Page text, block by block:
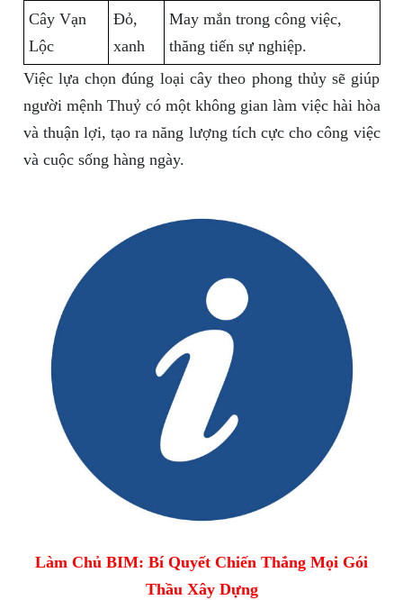
Cây Vạn
Lộc
Đỏ,
xanh
May mắn trong công việc,
thăng tiến sự nghiệp.
Việc lựa chọn đúng loại cây theo phong thủy sẽ giúp
người mệnh Thuỷ có một không gian làm việc hài hòa
và thuận lợi, tạo ra năng lượng tích cực cho công việc
và cuộc sống hàng ngày.
Làm Chủ BIM: Bí Quyết Chiến Thắng Mọi Gói
Thầu Xây Dựng